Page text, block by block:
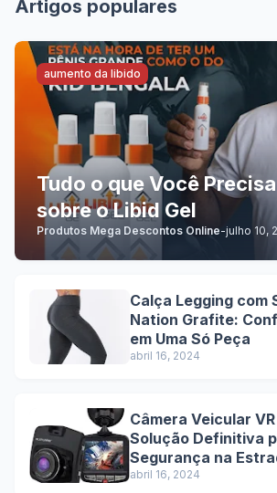
Artigos populares
aumento da libido
Tudo o que Você
sobre o Libid Gel
Produtos Mega Descontos Online-julho 10,
Calça Legging com
Nation Grafite:
em Uma Só Peça
abril 16, 2024
Câmera Veicular
Solução Definitiva
Segurança na
Contras
abril 16, 2024